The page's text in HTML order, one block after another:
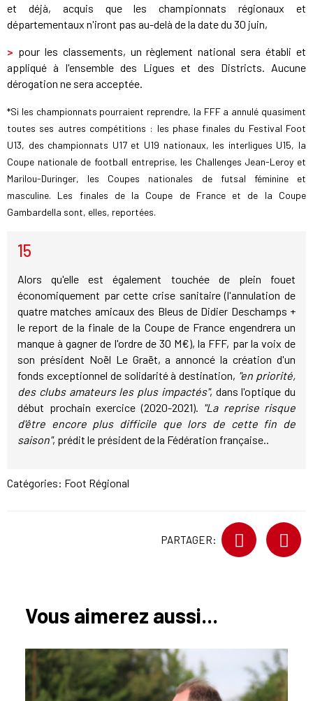
et déjà, acquis que les championnats régionaux et
départementaux n'iront pas au-delà de la date du 30 juin,
> pour les classements, un règlement national sera établi et
appliqué à l'ensemble des Ligues et des Districts. Aucune
dérogation ne sera acceptée.
*Si les championnats pourraient reprendre, la FFF a annulé quasiment
toutes ses autres compétitions : les phase finales du Festival Foot
U13, des championnats U17 et U19 nationaux, les interligues U15, la
Coupe nationale de football entreprise, les Challenges Jean-Leroy et
Marilou-Duringer, les Coupes nationales de futsal féminine et
masculine. Les finales de la Coupe de France et de la Coupe
Gambardella sont, elles, reportées.
15
Alors qu'elle est également touchée de plein fouet
économiquement par cette crise sanitaire (l'annulation de
quatre matches amicaux des Bleus de Didier Deschamps +
le report de la finale de la Coupe de France engendrera un
manque à gagner de l'ordre de 30 M€), la FFF, par la voix de
son président Noël Le Graët, a annoncé la création d'un
fonds exceptionnel de solidarité à destination, "en priorité,
des clubs amateurs les plus impactés", dans l'optique du
début prochain exercice (2020-2021). "La reprise risque
d'être encore plus difficile que lors de cette fin de
saison", prédit le président de la Fédération française..
Catégories: Foot Régional
PARTAGER:
Vous aimerez aussi...